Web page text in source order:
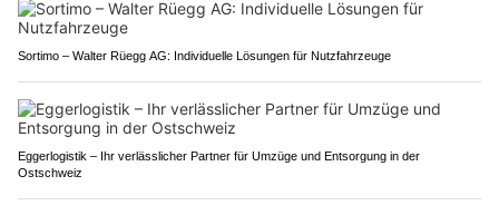
Sortimo – Walter Rüegg AG: Individuelle Lösungen für Nutzfahrzeuge
Eggerlogistik – Ihr verlässlicher Partner für Umzüge und Entsorgung in der
Ostschweiz